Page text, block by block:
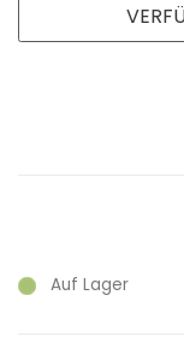
Auf Lager